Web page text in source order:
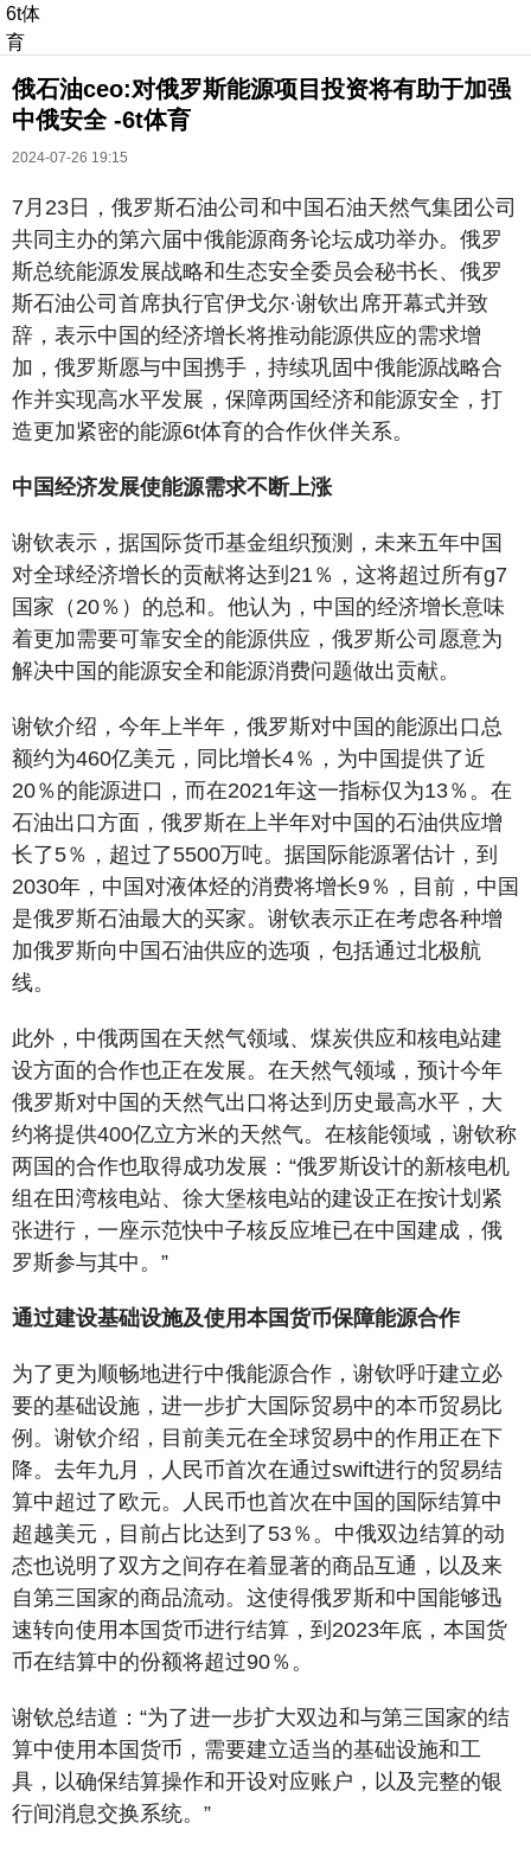
6t体
育
俄石油ceo:对俄罗斯能源项目投资将有助于加强
中俄安全 -6t体育
2024-07-26 19:15
7月23日，俄罗斯石油公司和中国石油天然气集团公司
共同主办的第六届中俄能源商务论坛成功举办。俄罗
斯总统能源发展战略和生态安全委员会秘书长、俄罗
斯石油公司首席执行官伊戈尔·谢钦出席开幕式并致
辞，表示中国的经济增长将推动能源供应的需求增
加，俄罗斯愿与中国携手，持续巩固中俄能源战略合
作并实现高水平发展，保障两国经济和能源安全，打
造更加紧密的能源6t体育的合作伙伴关系。
中国经济发展使能源需求不断上涨
谢钦表示，据国际货币基金组织预测，未来五年中国
对全球经济增长的贡献将达到21％，这将超过所有g7
国家（20％）的总和。他认为，中国的经济增长意味
着更加需要可靠安全的能源供应，俄罗斯公司愿意为
解决中国的能源安全和能源消费问题做出贡献。
谢钦介绍，今年上半年，俄罗斯对中国的能源出口总
额约为460亿美元，同比增长4％，为中国提供了近
20％的能源进口，而在2021年这一指标仅为13％。在
石油出口方面，俄罗斯在上半年对中国的石油供应增
长了5％，超过了5500万吨。据国际能源署估计，到
2030年，中国对液体烃的消费将增长9％，目前，中国
是俄罗斯石油最大的买家。谢钦表示正在考虑各种增
加俄罗斯向中国石油供应的选项，包括通过北极航
线。
此外，中俄两国在天然气领域、煤炭供应和核电站建
设方面的合作也正在发展。在天然气领域，预计今年
俄罗斯对中国的天然气出口将达到历史最高水平，大
约将提供400亿立方米的天然气。在核能领域，谢钦称
两国的合作也取得成功发展：“俄罗斯设计的新核电机
组在田湾核电站、徐大堡核电站的建设正在按计划紧
张进行，一座示范快中子核反应堆已在中国建成，俄
罗斯参与其中。”
通过建设基础设施及使用本国货币保障能源合作
为了更为顺畅地进行中俄能源合作，谢钦呼吁建立必
要的基础设施，进一步扩大国际贸易中的本币贸易比
例。谢钦介绍，目前美元在全球贸易中的作用正在下
降。去年九月，人民币首次在通过swift进行的贸易结
算中超过了欧元。人民币也首次在中国的国际结算中
超越美元，目前占比达到了53％。中俄双边结算的动
态也说明了双方之间存在着显著的商品互通，以及来
自第三国家的商品流动。这使得俄罗斯和中国能够迅
速转向使用本国货币进行结算，到2023年底，本国货
币在结算中的份额将超过90％。
谢钦总结道：“为了进一步扩大双边和与第三国家的结
算中使用本国货币，需要建立适当的基础设施和工
具，以确保结算操作和开设对应账户，以及完整的银
行间消息交换系统。”
长按识别二维码
进入ofweek阅读全文